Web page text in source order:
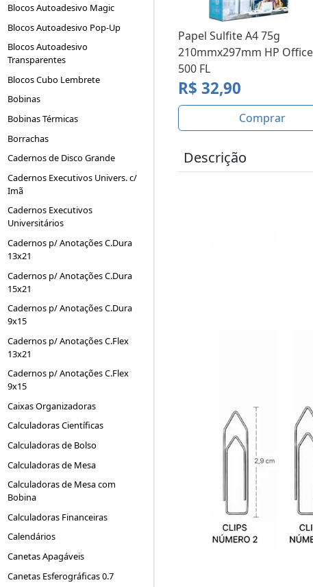
Blocos Autoadesivo Magic
Blocos Autoadesivo Pop-Up
Blocos Autoadesivo
Transparentes
Blocos Cubo Lembrete
Bobinas
Bobinas Térmicas
Borrachas
Cadernos de Disco Grande
Cadernos Executivos Univers. c/
Imã
Cadernos Executivos
Universitários
Cadernos p/ Anotações C.Dura
13x21
Cadernos p/ Anotações C.Dura
15x21
Cadernos p/ Anotações C.Dura
9x15
Cadernos p/ Anotações C.Flex
13x21
Cadernos p/ Anotações C.Flex
9x15
Caixas Organizadoras
Calculadoras Científicas
Calculadoras de Bolso
Calculadoras de Mesa
Calculadoras de Mesa com
Bobina
Calculadoras Financeiras
Calendários
Canetas Apagáveis
Canetas Esferográficas 0.7
Papel Sulfite A4 75g
210mmx297mm HP
500 FL
R$ 32,90
Comprar
Descrição